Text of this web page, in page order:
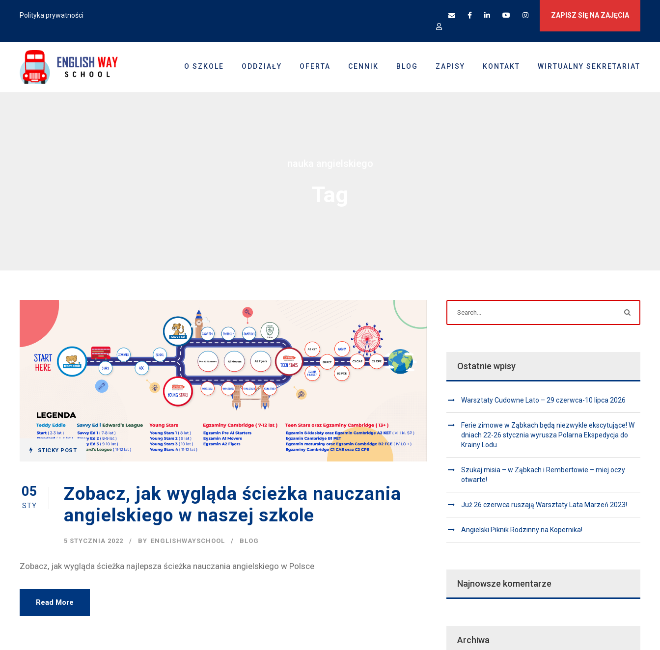
Polityka prywatności ZAPISZ SIĘ NA ZAJĘCIA
O SZKOLE ODDZIAŁY OFERTA CENNIK BLOG ZAPISY KONTAKT WIRTUALNY SEKRETARIAT
STICKY POST
05
STY
Zobacz, jak wygląda ścieżka nauczania
angielskiego w naszej szkole
5 STYCZNIA 2022 BY ENGLISHWAYSCHOOL BLOG
Zobacz, jak wygląda ścieżka najlepsza ścieżka nauczania angielskiego w Polsce
Read More
Ostatnie wpisy
Warsztaty Cudowne Lato – 29 czerwca-10 lipca 2026
Ferie zimowe w Ząbkach będą niezwykle ekscytujące! W
dniach 22-26 stycznia wyrusza Polarna Ekspedycja do
Krainy Lodu.
Szukaj misia – w Ząbkach i Rembertowie – miej oczy
otwarte!
Już 26 czerwca ruszają Warsztaty Lata Marzeń 2023!
Angielski Piknik Rodzinny na Kopernika!
Najnowsze komentarze
Archiwa